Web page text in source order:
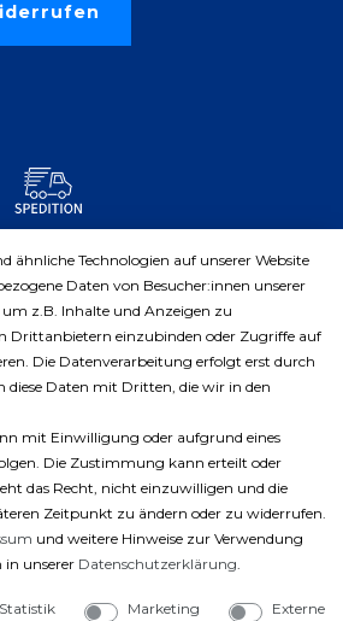
ähnliche Technologien auf unserer Website
Daten von Besucher:innen unserer
um z.B. Inhalte und Anzeigen zu
Drittanbietern einzubinden oder Zugriffe auf
Die Datenverarbeitung erfolgt erst durch
diese Daten mit Dritten, die wir in den
mit Einwilligung oder aufgrund eines
Die Zustimmung kann erteilt oder
das Recht, nicht einzuwilligen und die
Zeitpunkt zu ändern oder zu widerrufen.
und weitere Hinweise zur Verwendung
in unserer Daten­schutz­erklärung.
Statistik Marketing Externe